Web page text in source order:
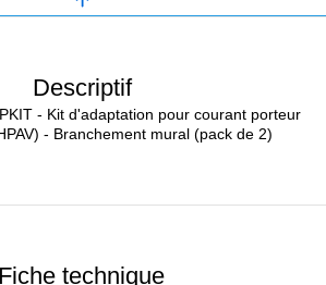
Descriptif
- Kit d'adaptation pour courant porteur
- Branchement mural (pack de 2)
Fiche technique